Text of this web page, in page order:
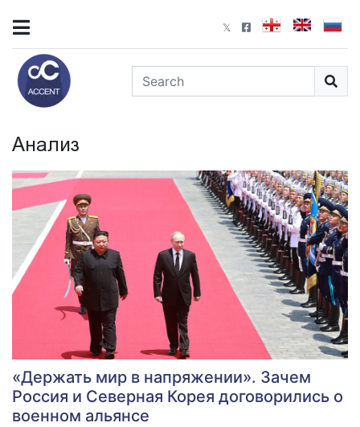
Анализ
«Держать мир в напряжении». Зачем
Россия и Северная Корея договорились о
военном альянсе